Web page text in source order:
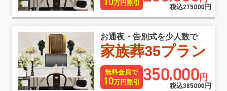
万円割引 税込275,000円
お通夜・告別式を少人数で
家族葬35プラン
無料会員で
10万円割引 350,000円
税込385,000 円